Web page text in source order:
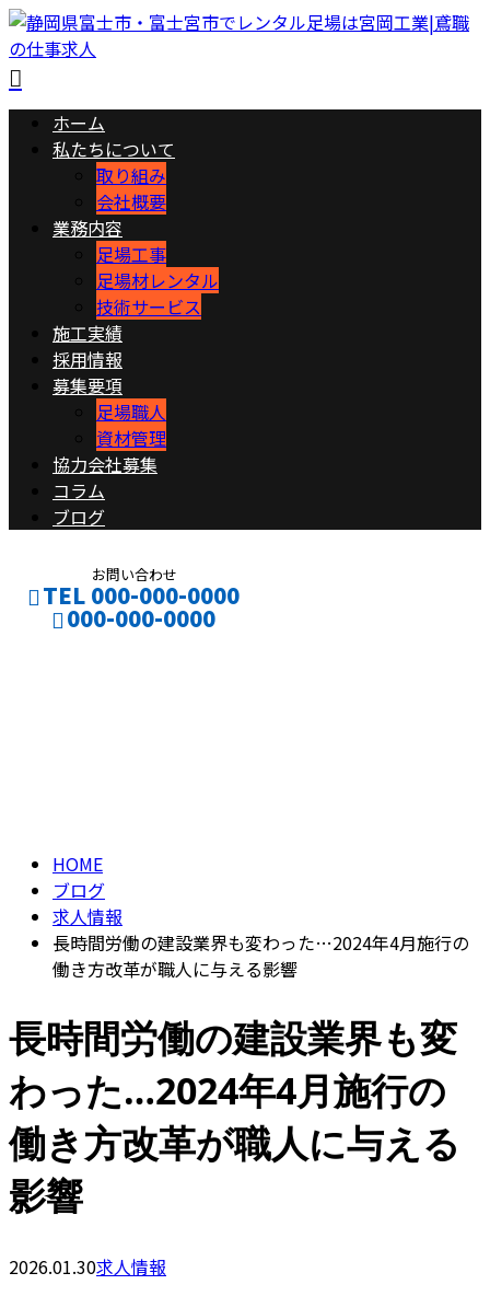
ホーム
私たちについて
取り組み
会社概要
業務内容
足場工事
足場材レンタル
技術サービス
施工実績
採用情報
募集要項
足場職人
資材管理
協力会社募集
コラム
ブログ
お問い合わせ
TEL 000-000-0000
000-000-0000
HOME
ブログ
求人情報
長時間労働の建設業界も変わった…2024年4月施行の
働き方改革が職人に与える影響
長時間労働の建設業界も変
わった…2024年4月施行の
働き方改革が職人に与える
影響
2026.01.30求人情報